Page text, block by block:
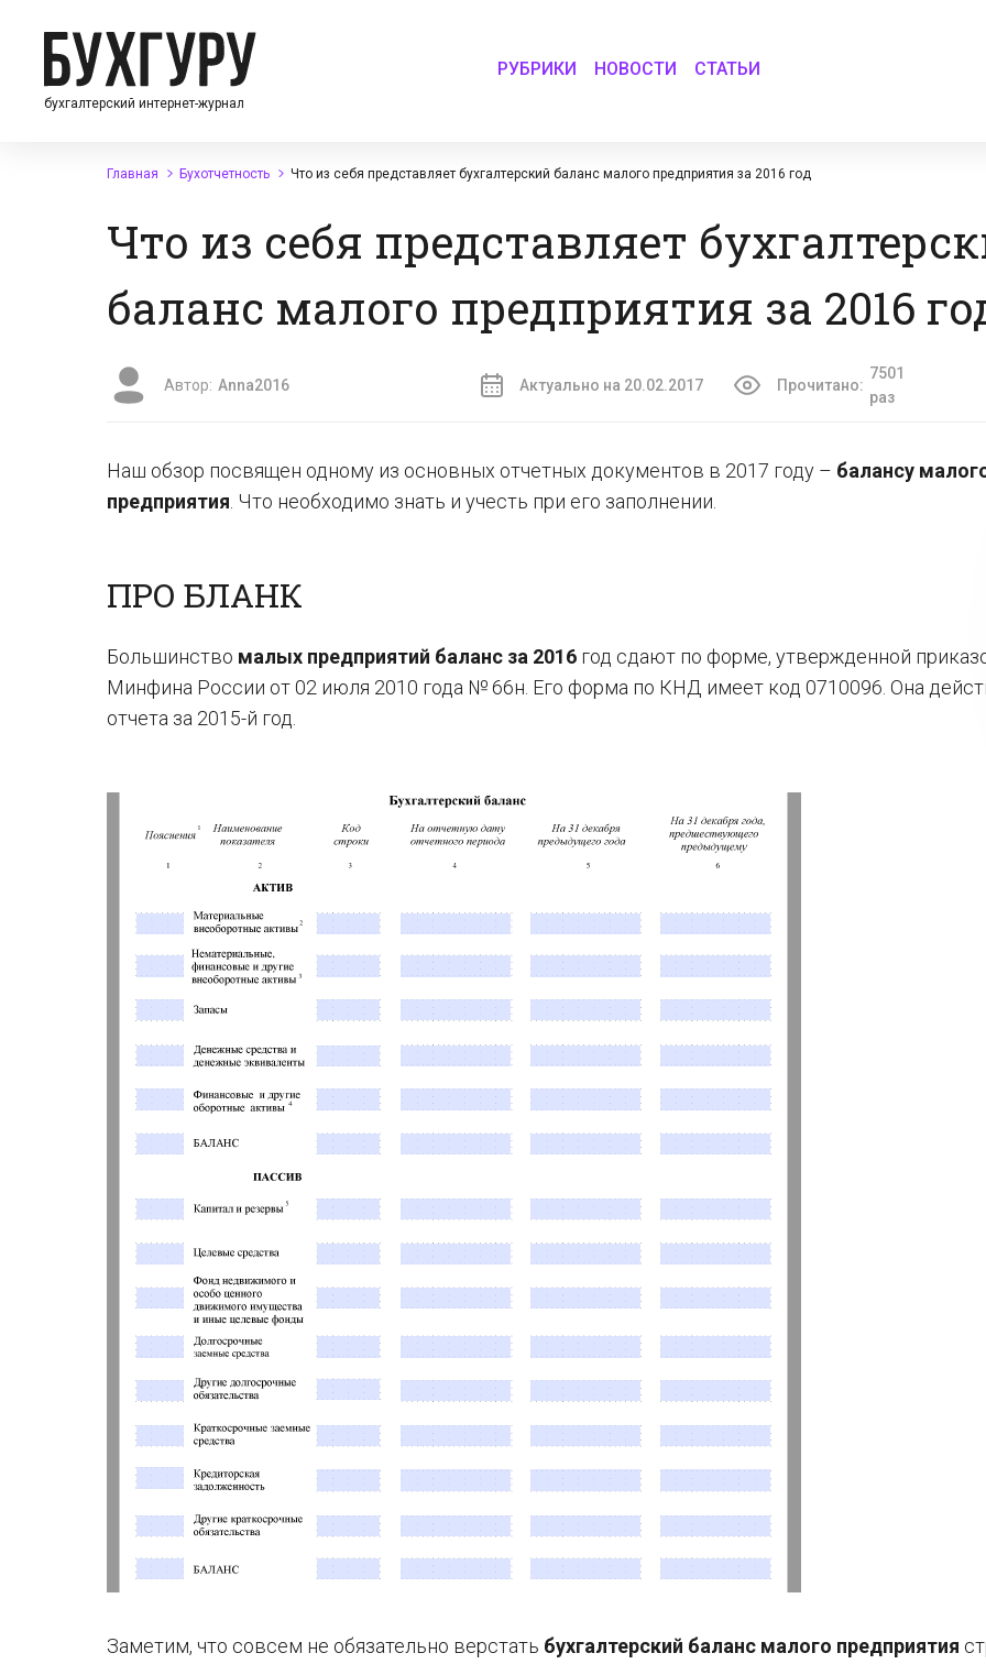
бухгалтерский интернет-журнал
РУБРИКИ НОВОСТИ СТАТЬИ
Главная Бухотчетность Что из себя представляет бухгалтерский баланс малого предприятия за 2016 год
Что из себя представляет
баланс малого предприятия за 2016
Автор: Anna2016 Актуально на 20.02.2017 Прочитано:
7501
раз
Наш обзор посвящен одному из основных отчетных документов в 2017 году – балансу
предприятия . Что необходимо знать и учесть при его заполнении.
ПРО БЛАНК
Большинство малых предприятий баланс за 2016 год сдают по форме, утвержденной
Минфина России от 02 июля 2010 года № 66н. Его форма по КНД имеет код 0710096. Она
отчета за 2015-й год.
Заметим, что совсем не обязательно верстать бухгалтерский баланс малого предприятия